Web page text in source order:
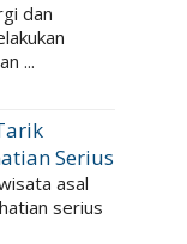
dan
...
Serius
asal
serius